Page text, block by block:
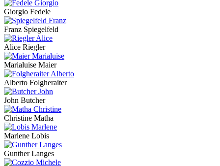
Giorgio Fedele
Franz Spiegelfeld
Alice Riegler
Marialuise Maier
Alberto Folgheraiter
John Butcher
Christine Matha
Marlene Lobis
Gunther Langes